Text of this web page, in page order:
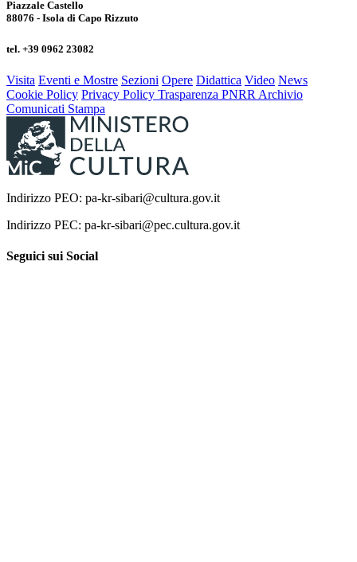
Piazzale Castello
88076 - Isola di Capo Rizzuto
tel. +39 0962 23082
Visita Eventi e Mostre Sezioni Opere Didattica Video News
Cookie Policy Privacy Policy Trasparenza PNRR Archivio
Comunicati Stampa
Indirizzo PEO: pa-kr-sibari@cultura.gov.it
Indirizzo PEC: pa-kr-sibari@pec.cultura.gov.it
Seguici sui Social